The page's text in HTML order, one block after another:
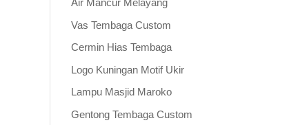
Air Mancur Melayang
Vas Tembaga Custom
Cermin Hias Tembaga
Logo Kuningan Motif Ukir
Lampu Masjid Maroko
Gentong Tembaga Custom